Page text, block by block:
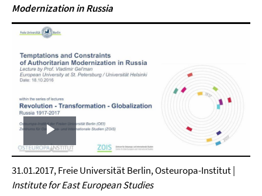
Modernization in Russia
Play
Video
31.01.2017, Freie Universität Berlin, Osteuropa-Institut |
Institute for East European Studies